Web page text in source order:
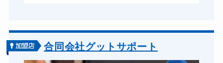
合同会社グットサポート